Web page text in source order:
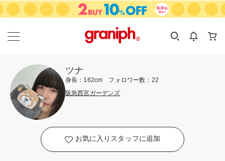
カテゴリーから探す
KIDS
カテゴリ
サイズ
ツナ
身長：162cm フォロワー数：22
阪急西宮ガーデンズ
お気に入りスタッフに追加